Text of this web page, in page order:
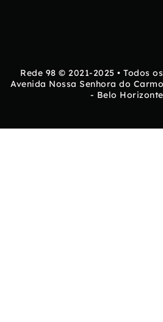
Rede 98 © 2021-2025 • Todos
Avenida Nossa Senhora do
- Belo